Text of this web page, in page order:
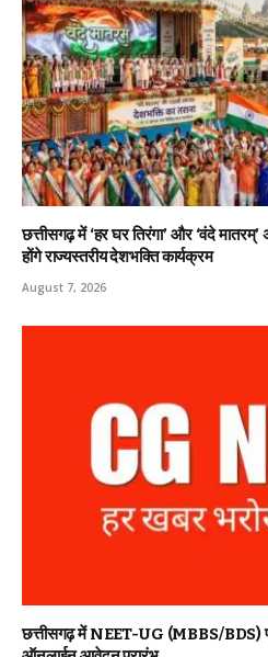
छत्तीसगढ़ में ‘हर घर तिरंगा’ और ‘वंदे
होंगे राज्यस्तरीय देशभक्ति कार्यक्रम
August 7, 2026
छत्तीसगढ़ में NEET-UG (MBBS/BDS)